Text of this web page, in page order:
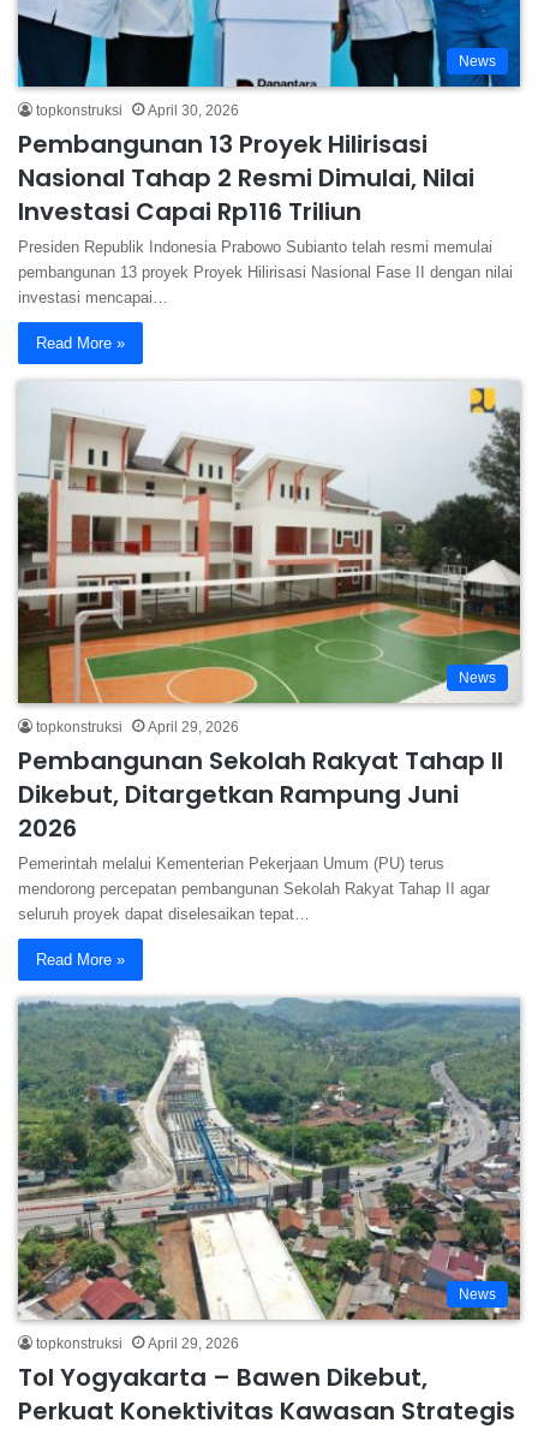
News
topkonstruksi April 30, 2026
Pembangunan 13 Proyek Hilirisasi
Nasional Tahap 2 Resmi Dimulai, Nilai
Investasi Capai Rp116 Triliun
Presiden Republik Indonesia Prabowo Subianto telah resmi memulai
pembangunan 13 proyek Proyek Hilirisasi Nasional Fase II dengan nilai
investasi mencapai…
Read More »
News
topkonstruksi April 29, 2026
Pembangunan Sekolah Rakyat Tahap II
Dikebut, Ditargetkan Rampung Juni
2026
Pemerintah melalui Kementerian Pekerjaan Umum (PU) terus
mendorong percepatan pembangunan Sekolah Rakyat Tahap II agar
seluruh proyek dapat diselesaikan tepat…
Read More »
News
topkonstruksi April 29, 2026
Tol Yogyakarta – Bawen Dikebut,
Perkuat Konektivitas Kawasan Strategis